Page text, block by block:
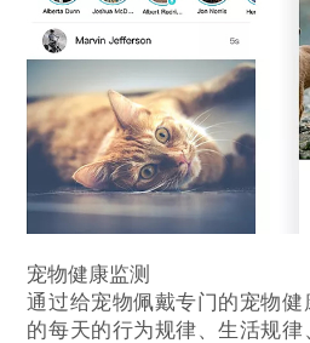
宠物健康监测
通过给宠物佩戴专门的宠物
的每天的行为规律、生活规